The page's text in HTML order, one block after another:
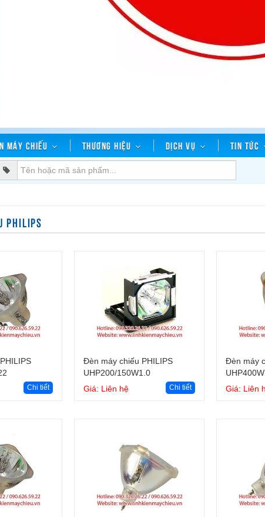
máy chiếu Thương hiệu Dịch vụ Tin tức
PHILIPS
hàng
Chi tiết
Giỏ hàng
Đèn máy chiếu PHILIPS
UHP200/150W1.0
Giá: Liên hệ
Chi tiết
Đèn máy
Giá: Liên